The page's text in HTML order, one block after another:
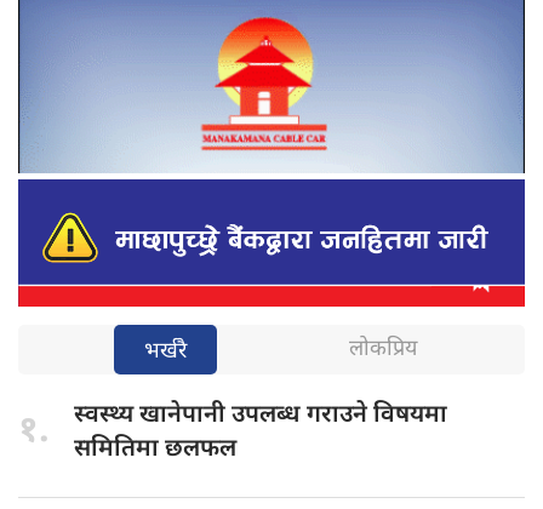
भर्खरै लोकप्रिय
१. स्वस्थ्य खानेपानीउपलब्ध गराउने विषयमा
समितिमा छलफल